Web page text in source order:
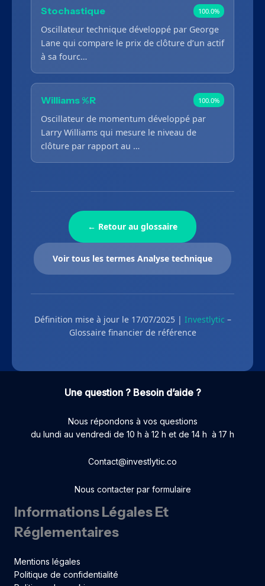
Stochastique 100.0%
Oscillateur technique développé par George
Lane qui compare le prix de clôture d’un actif
à sa fourc…
Williams %R 100.0%
Oscillateur de momentum développé par
Larry Williams qui mesure le niveau de
clôture par rapport au …
← Retour au glossaire
Voir tous les termes Analyse technique
Définition mise à jour le 17/07/2025 | Investlytic –
Glossaire financier de référence
Une question ? Besoin d’aide ?
Nous répondons à vos questions
du lundi au vendredi de 10 h à 12 h et de 14 h à 17 h
Contact@investlytic.co
Nous contacter par formulaire
Informations Légales Et
Réglementaires
Mentions légales
Politique de confidentialité